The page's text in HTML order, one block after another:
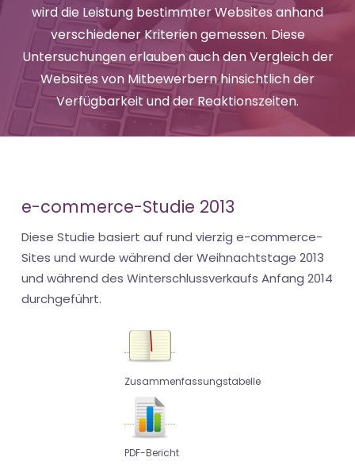
Uptime
is
Money
wird die Leistung bestimmter Websites anhand
verschiedener Kriterien gemessen. Diese
Untersuchungen erlauben auch den Vergleich der
Websites von Mitbewerbern hinsichtlich der
Verfügbarkeit und der Reaktionszeiten.
e-commerce-Studie 2013
Diese Studie basiert auf rund vierzig e-commerce-
Sites und wurde während der Weihnachtstage 2013
und während des Winterschlussverkaufs Anfang 2014
durchgeführt.
Zusammenfassungstabelle
PDF-Bericht